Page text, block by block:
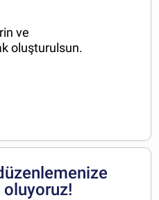
ve
oluşturulsun.
oluyoruz!